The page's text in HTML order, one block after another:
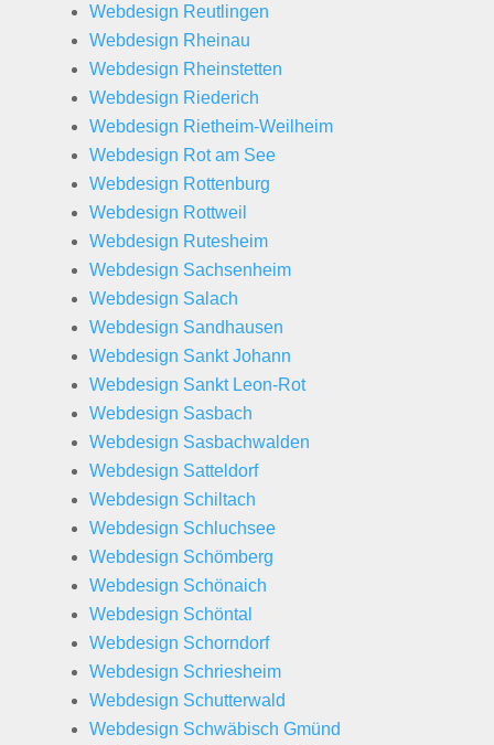
Webdesign Reutlingen
Webdesign Rheinau
Webdesign Rheinstetten
Webdesign Riederich
Webdesign Rietheim-Weilheim
Webdesign Rot am See
Webdesign Rottenburg
Webdesign Rottweil
Webdesign Rutesheim
Webdesign Sachsenheim
Webdesign Salach
Webdesign Sandhausen
Webdesign Sankt Johann
Webdesign Sankt Leon-Rot
Webdesign Sasbach
Webdesign Sasbachwalden
Webdesign Satteldorf
Webdesign Schiltach
Webdesign Schluchsee
Webdesign Schömberg
Webdesign Schönaich
Webdesign Schöntal
Webdesign Schorndorf
Webdesign Schriesheim
Webdesign Schutterwald
Webdesign Schwäbisch Gmünd